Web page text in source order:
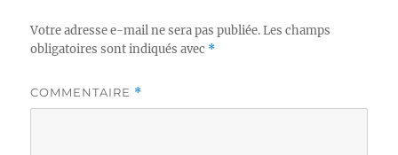
Votre adresse e-mail ne sera pas publiée. Les champs
obligatoires sont indiqués avec *
COMMENTAIRE *